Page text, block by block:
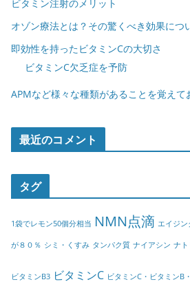
ビタミン注射のメリット
オゾン療法とは？その驚くべき効果につ
即効性を持ったビタミンCの大切さ
ビタミンC欠乏症を予防
APMなど様々な種類があることを覚えて
最近のコメント
タグ
1袋でレモン50個分相当 NMN点滴 エイジン
が８０％ シミ・くすみ タンパク質 ナイアシン ナ
ビタミンB3 ビタミンC ビタミンC・ビタミンB